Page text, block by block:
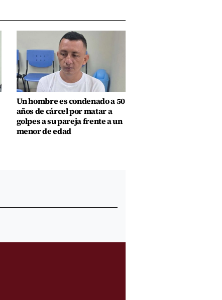
Un hombre es condenado a 50
años de cárcel por matar a
golpes a su pareja frente a un
menor de edad